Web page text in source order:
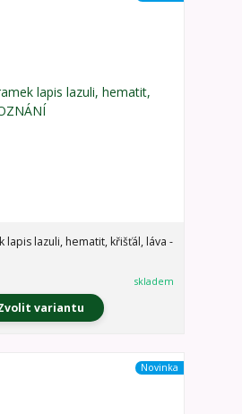
lapis lazuli, hematit, křišťál, láva -
skladem
variantu
Novinka